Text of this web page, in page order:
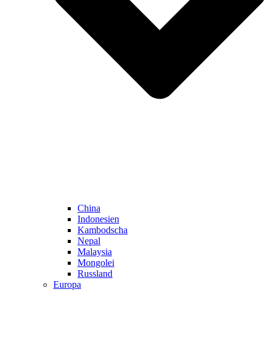
China
Indonesien
Kambodscha
Nepal
Malaysia
Mongolei
Russland
Europa